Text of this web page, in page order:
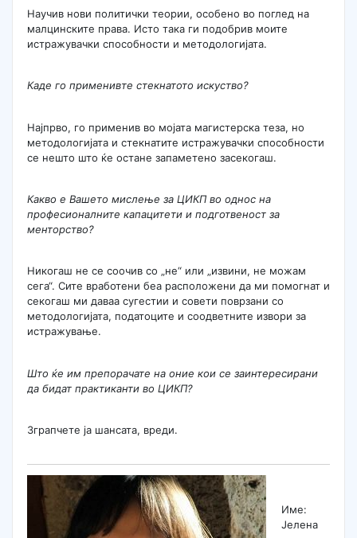
Научив нови политички теории, особено во поглед на
малцинските права. Исто така ги подобрив моите
истражувачки способности и методологијата.
Каде го применивте стекнатото искуство?
Најпрво, го применив во мојата магистерска теза, но
методологијата и стекнатите истражувачки способности
се нешто што ќе остане запаметено засекогаш.
Какво е Вашето мислење за ЦИКП во однос на
професионалните капацитети и подготвеност за
менторство?
Никогаш не се соочив со „не“ или „извини, не можам
сега“. Сите вработени беа расположени да ми помогнат и
секогаш ми даваа сугестии и совети поврзани со
методологијата, податоците и соодветните извори за
истражување.
Што ќе им препорачате на оние кои се заинтересирани
да бидат практиканти во ЦИКП?
Зграпчете ја шансата, вреди.
Име:
Јелена